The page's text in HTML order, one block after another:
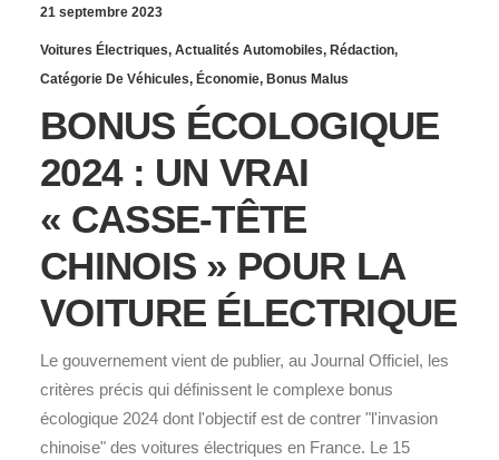
21 septembre 2023
Voitures Électriques, Actualités Automobiles, Rédaction,
Catégorie De Véhicules, Économie, Bonus Malus
BONUS ÉCOLOGIQUE
2024 : UN VRAI
« CASSE-TÊTE
CHINOIS » POUR LA
VOITURE ÉLECTRIQUE
Le gouvernement vient de publier, au Journal Officiel, les
critères précis qui définissent le complexe bonus
écologique 2024 dont l'objectif est de contrer "l'invasion
chinoise" des voitures électriques en France. Le 15